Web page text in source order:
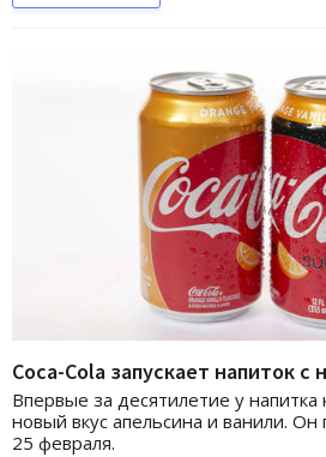
Coca-Cola запускает напиток с
Впервые за десятилетие у напитка
новый вкус апельсина и ванили. Он
25 февраля.